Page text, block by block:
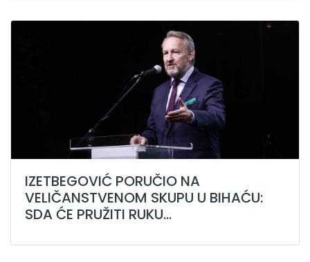
IZETBEGOVIĆ PORUČIO NA
VELIČANSTVENOM SKUPU U BIHAĆU:
SDA ĆE PRUŽITI RUKU...